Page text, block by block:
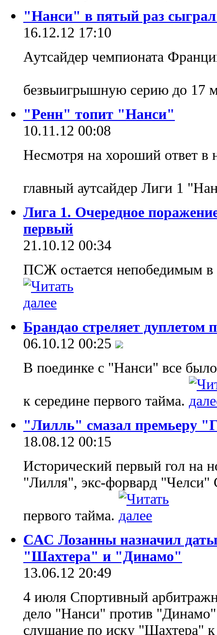
"Нанси" в пятый раз
16.12.12 17:10
Аутсайдер чемпионата
безвыигрышную серию до 17
"Ренн" топит "Нанси"
10.11.12 00:08
Несмотря на хороший ответ в
главный аутсайдер Лиги 1
Лига 1. Очередное
первый
21.10.12 00:34
ПСЖ остается непобедимым
Брандао стреляет
06.10.12 00:25
В поединке с "Нанси" все
к середине первого тайма.
"Лилль" смазал премьеру
18.08.12 00:15
Исторический первый гол на
"Лилля", экс-форвард "Челси"
первого тайма.
САС Лозанны назначил
"Шахтера" и "Динамо"
13.06.12 20:49
4 июля Спортивный
дело "Нанси" против
слушание по иску